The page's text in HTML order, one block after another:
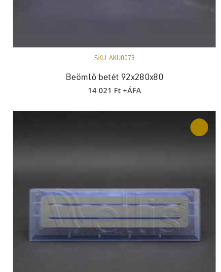
SKU: AKU0073
Beömlő betét 92x280x80
14 021 Ft+ÁFA